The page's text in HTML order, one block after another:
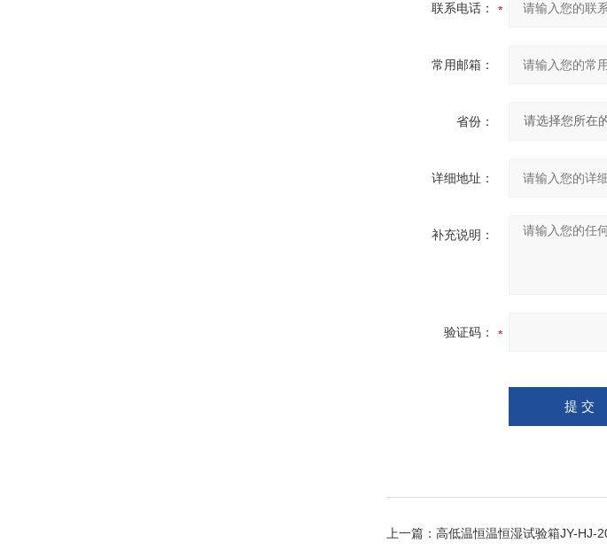
联系电话：
常用邮箱：
省份：
详细地址：
补充说明：
验证码：
上一篇： 高低温恒温恒湿试验箱JY-HJ-